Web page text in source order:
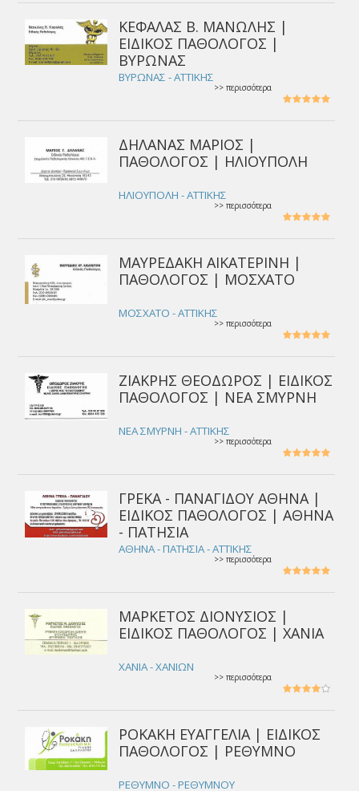
ΚΕΦΑΛΑΣ Β. ΜΑΝΩΛΗΣ |
ΕΙΔΙΚΟΣ ΠΑΘΟΛΟΓΟΣ |
ΒΥΡΩΝΑΣ
ΒΥΡΩΝΑΣ - ΑΤΤΙΚΗΣ
>> περισσότερα
ΔΗΛΑΝΑΣ ΜΑΡΙΟΣ |
ΠΑΘΟΛΟΓΟΣ | ΗΛΙΟΥΠΟΛΗ
ΗΛΙΟΥΠΟΛΗ - ΑΤΤΙΚΗΣ
>> περισσότερα
ΜΑΥΡΕΔΑΚΗ ΑΙΚΑΤΕΡΙΝΗ |
ΠΑΘΟΛΟΓΟΣ | ΜΟΣΧΑΤΟ
ΜΟΣΧΑΤΟ - ΑΤΤΙΚΗΣ
>> περισσότερα
ΖΙΑΚΡΗΣ ΘΕΟΔΩΡΟΣ | ΕΙΔΙΚΟΣ
ΠΑΘΟΛΟΓΟΣ | ΝΕΑ ΣΜΥΡΝΗ
ΝΕΑ ΣΜΥΡΝΗ - ΑΤΤΙΚΗΣ
>> περισσότερα
ΓΡΕΚΑ - ΠΑΝΑΓΙΔΟΥ ΑΘΗΝΑ |
ΕΙΔΙΚΟΣ ΠΑΘΟΛΟΓΟΣ | ΑΘΗΝΑ
- ΠΑΤΗΣΙΑ
ΑΘΗΝΑ - ΠΑΤΗΣΙΑ - ΑΤΤΙΚΗΣ
>> περισσότερα
ΜΑΡΚΕΤΟΣ ΔΙΟΝΥΣΙΟΣ |
ΕΙΔΙΚΟΣ ΠΑΘΟΛΟΓΟΣ | ΧΑΝΙΑ
ΧΑΝΙΑ - ΧΑΝΙΩΝ
>> περισσότερα
ΡΟΚΑΚΗ ΕΥΑΓΓΕΛΙΑ | ΕΙΔΙΚΟΣ
ΠΑΘΟΛΟΓΟΣ | ΡΕΘΥΜΝΟ
ΡΕΘΥΜΝΟ - ΡΕΘΥΜΝΟΥ